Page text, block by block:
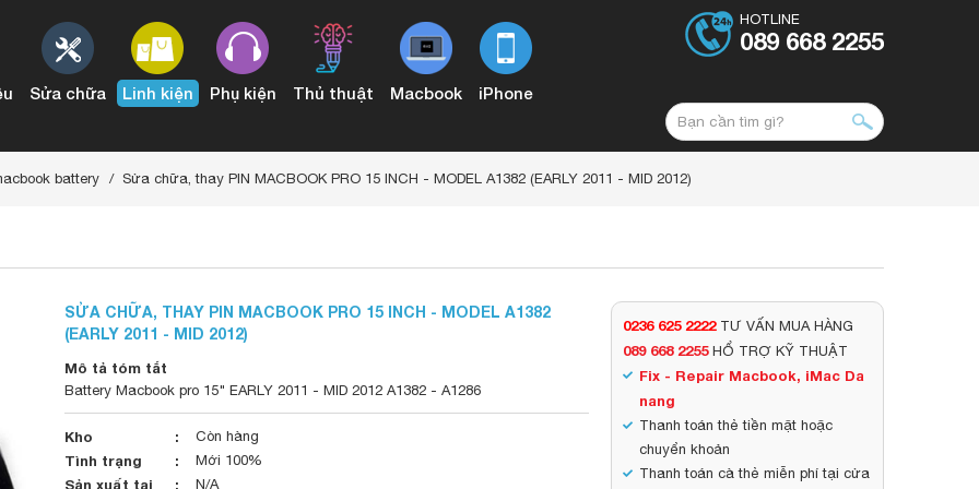
Sửa chữa Linh kiện Phụ kiện Thủ thuật Macbook iPhone
HOTLINE
089 668 2255
battery Sửa chữa, thay PIN MACBOOK PRO 15 INCH - MODEL A1382 (EARLY 2011 - MID 2012)
SỬA CHỮA, THAY PIN MACBOOK PRO 15 INCH - MODEL A1382
(EARLY 2011 - MID 2012)
Mô tả tóm tắt
Battery Macbook pro 15" EARLY 2011 - MID 2012 A1382 - A1286
Kho Còn hàng
Tình trạng Mới 100%
Sản xuất tại N/A
0236 625 2222 TƯ VẤN MUA HÀNG
089 668 2255HỔ TRỢ KỸ THUẬT
Fix - Repair Macbook, iMac Da
nang
Thanh toán thẻ tiền mặt hoặc
chuyển khoản
Thanh toán cà thẻ miễn phí tại cửa